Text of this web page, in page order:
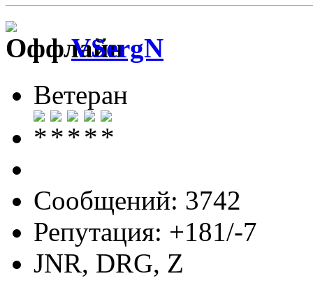
VSergN
Ветеран
Сообщений: 3742
Репутация: +181/-7
JNR, DRG, Z